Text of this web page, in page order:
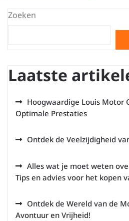
Zoeken
Laatste
Hoogwaardige Louis Motor
Optimale Prestaties
Ontdek de Veelzijdigheid
Alles wat je moet weten
Tips en advies voor het kopen
Ontdek de Wereld van de
Avontuur en Vrijheid!